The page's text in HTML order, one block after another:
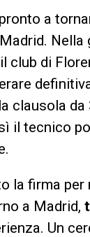
a
Nella
club di
clausola da
il tecnico
la firma per
a Madrid,
Un